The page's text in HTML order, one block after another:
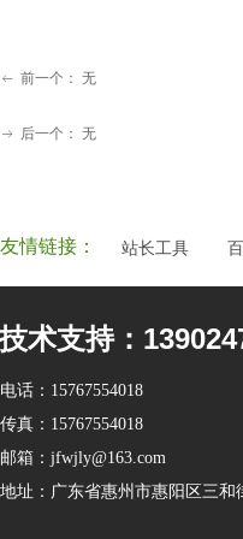
ꂃ 前一个： 无
ꁹ 后一个： 无
技术支持：
电话： 15767554018
传真： 15767554018
邮箱： jfwjly@163.com
地址： 广东省惠州市惠阳区三和
友情链接： 站长工具